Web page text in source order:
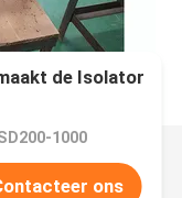
de Isolator
1000
ons